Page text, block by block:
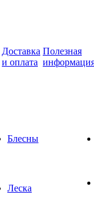
Доставка
и оплата
Полезная
Блесны
Леска